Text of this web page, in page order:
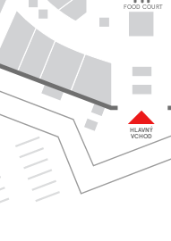
HLAVNÝ
VCHOD
FOOD COURT